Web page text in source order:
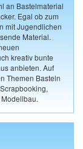
an Bastelmaterial
Egal ob zum
mit Jugendlichen
Material.
kreativ bunte
anbieten. Auf
Themen Basteln